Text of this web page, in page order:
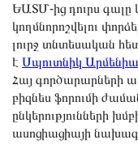
ԵԱՏՄ-ից դուրս գալը
կողմնորոշվելու
լուրջ տնտեսական
է Սպուտնիկ
Հայ գործարարների
բիզնես ֆորումի
ընկերությունների
ասոցիացիայի